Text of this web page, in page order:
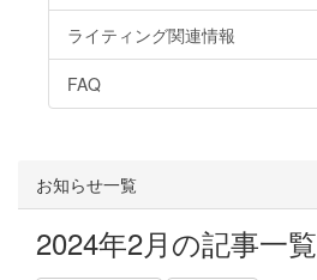
お知らせ一覧
2024年2月の記事一覧
ライティング関連情報
FAQ